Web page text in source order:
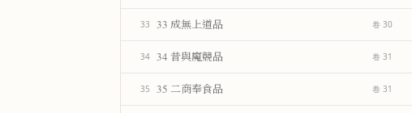
33 33 成無上道品 卷 30
34 34 昔與魔競品 卷 31
35 35 二商奉食品 卷 31